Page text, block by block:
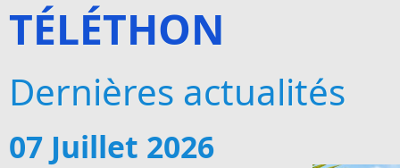
TÉLÉTHON
Dernières actualités
07 Juillet 2026